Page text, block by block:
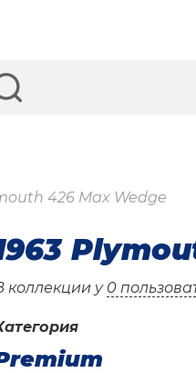
426 Max Wedge
коллекции у 0